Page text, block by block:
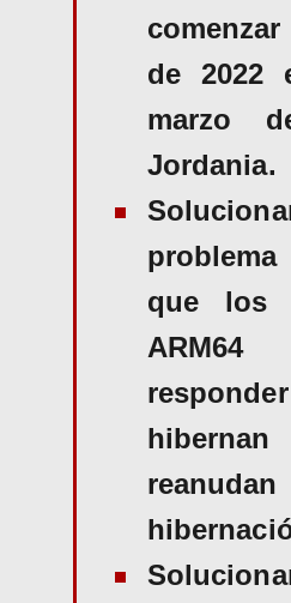
de 2022
marzo
Jordania.
que los